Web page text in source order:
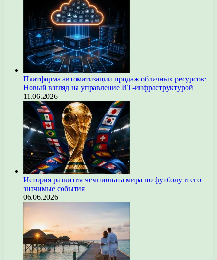
Платформа автоматизации продаж облачных ресурсов:
Новый взгляд на управление ИТ-инфраструктурой
11.06.2026
История развития чемпионата мира по футболу и его
значимые события
06.06.2026